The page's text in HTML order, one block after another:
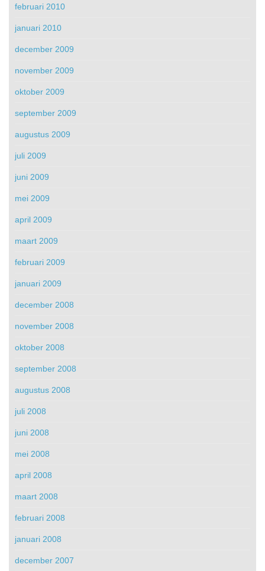
februari 2010
januari 2010
december 2009
november 2009
oktober 2009
september 2009
augustus 2009
juli 2009
juni 2009
mei 2009
april 2009
maart 2009
februari 2009
januari 2009
december 2008
november 2008
oktober 2008
september 2008
augustus 2008
juli 2008
juni 2008
mei 2008
april 2008
maart 2008
februari 2008
januari 2008
december 2007